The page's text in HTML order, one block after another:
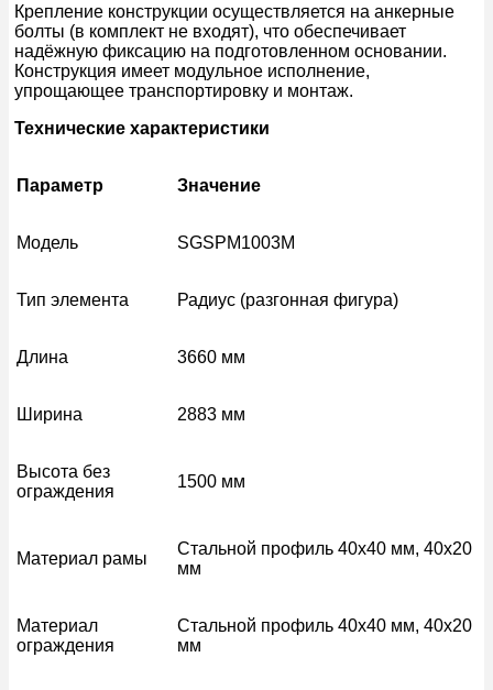
Крепление конструкции осуществляется на анкерные
болты (в комплект не входят), что обеспечивает
надёжную фиксацию на подготовленном основании.
Конструкция имеет модульное исполнение,
упрощающее транспортировку и монтаж.
Технические характеристики
Параметр Значение
Модель SGSPM1003M
Тип элемента Радиус (разгонная фигура)
Длина 3660 мм
Ширина 2883 мм
Высота без
ограждения
1500 мм
Материал рамы
Стальной профиль 40х40 мм, 40х20
мм
Материал
ограждения
Стальной профиль 40х40 мм, 40х20
мм